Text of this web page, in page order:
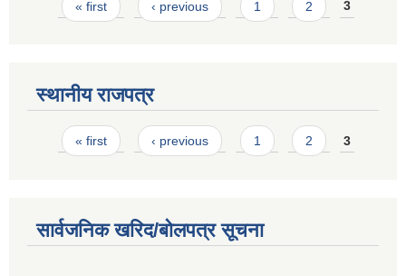
« first ‹ previous 1 2 3
स्थानीय राजपत्र
Pages
« first ‹ previous 1 2 3
सार्वजनिक खरिद/बोलपत्र सूचना